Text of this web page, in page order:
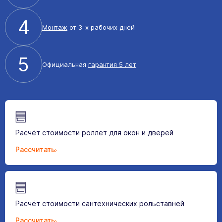
4 Монтаж от 3-х рабочих дней
5 Официальная гарантия 5 лет
Расчёт стоимости роллет для окон и дверей
Рассчитать
Расчёт стоимости сантехнических рольставней